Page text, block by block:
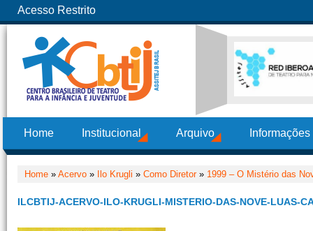
Acesso Restrito
Home Institucional Arquivo
Home » Acervo » Ilo Krugli » Como Diretor» 1999 – O Mistério das
ILCBTIJ-ACERVO-ILO-KRUGLI-MISTERIO-DAS-NOVE-LUAS-